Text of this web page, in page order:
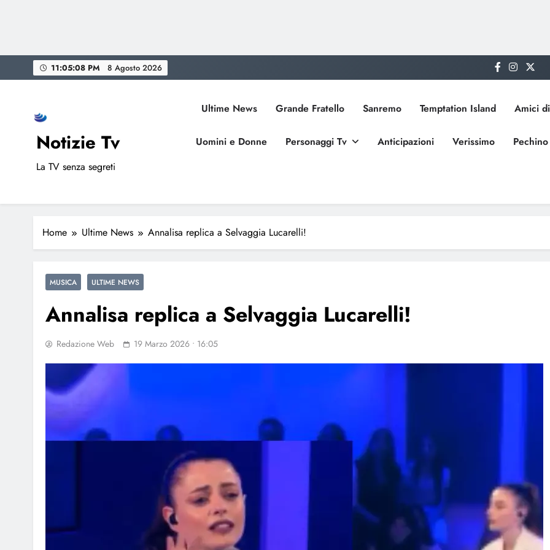
to
11:05:09 PM 8 Agosto 2026
Notizie Tv
La TV senza segreti
Ultime News Grande Fratello Sanremo Temptation Island Amici
Uomini e Donne Personaggi Tv Anticipazioni Verissimo
Home Ultime News Annalisa replica a Selvaggia Lucarelli!
MUSICA ULTIME NEWS
Annalisa replica a Selvaggia Lucarelli!
Redazione Web 19 Marzo 2026 • 16:05